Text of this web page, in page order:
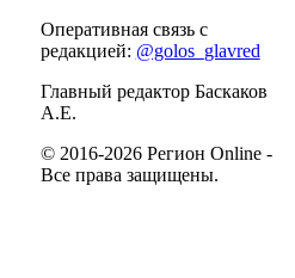
Оперативная связь с
редакцией: @golos_glavred
Главный редактор Баскаков
А.Е.
© 2016-2026 Регион Online -
Все права защищены.